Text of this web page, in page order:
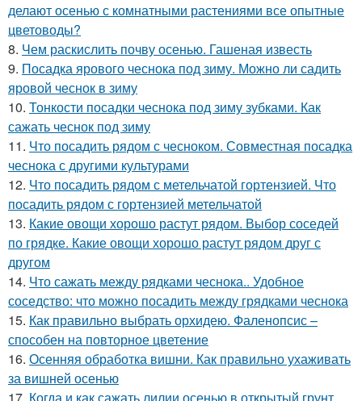
делают осенью с комнатными растениями все опытные
цветоводы?
8. Чем раскислить почву осенью. Гашеная известь
9. Посадка ярового чеснока под зиму. Можно ли садить
яровой чеснок в зиму
10. Тонкости посадки чеснока под зиму зубками. Как
сажать чеснок под зиму
11. Что посадить рядом с чесноком. Совместная посадка
чеснока с другими культурами
12. Что посадить рядом с метельчатой гортензией. Что
посадить рядом с гортензией метельчатой
13. Какие овощи хорошо растут рядом. Выбор соседей
по грядке. Какие овощи хорошо растут рядом друг с
другом
14. Что сажать между рядками чеснока.. Удобное
соседство: что можно посадить между грядками чеснока
15. Как правильно выбрать орхидею. Фаленопсис –
способен на повторное цветение
16. Осенняя обработка вишни. Как правильно ухаживать
за вишней осенью